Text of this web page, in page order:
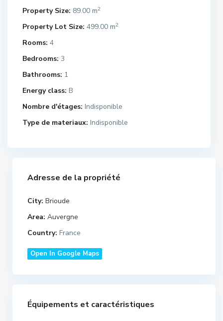
Property Size: 89.00 m2
Property Lot Size: 499.00 m2
Rooms: 4
Bedrooms: 3
Bathrooms: 1
Energy class: B
Nombre d'étages: Indisponible
Type de materiaux: Indisponible
Adresse de la propriété
City: Brioude
Area: Auvergne
Country: France
Open In Google Maps
Équipements et caractéristiques